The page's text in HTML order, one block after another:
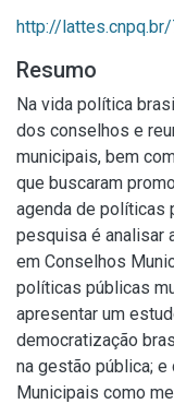
http://
Resumo
Na vida política
dos conselhos e
municipais, bem
que buscaram
agenda de políticas
pesquisa é analisar
em Conselhos
políticas públicas
apresentar um
democratização
na gestão pública;
Municipais como